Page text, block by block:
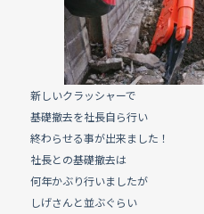
o
o
k
新しいクラッシャーで
基礎撤去を社長自ら行い
終わらせる事が出来ました！
社長との基礎撤去は
何年かぶり行いましたが
しげさんと並ぶぐらい